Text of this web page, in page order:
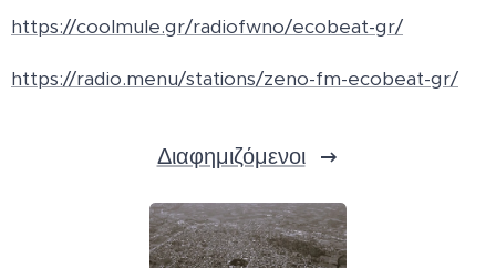
https://coolmule.gr/radiofwno/ecobeat-gr/
https://radio.menu/stations/zeno-fm-ecobeat-gr/
Διαφημιζόμενοι